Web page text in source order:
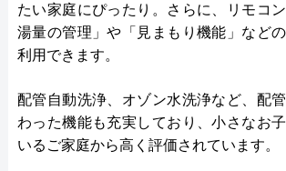
たい家庭にぴったり。さらに、リモコ
湯量の管理」や「見まもり機能」など
利用できます。
配管自動洗浄、オゾン水洗浄など、配
わった機能も充実しており、小さなお
いるご家庭から高く評価されています。